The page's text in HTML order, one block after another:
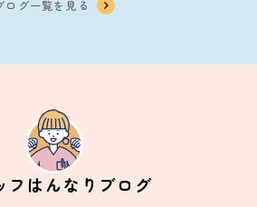
ログ一覧を見る
フはんなりブログ